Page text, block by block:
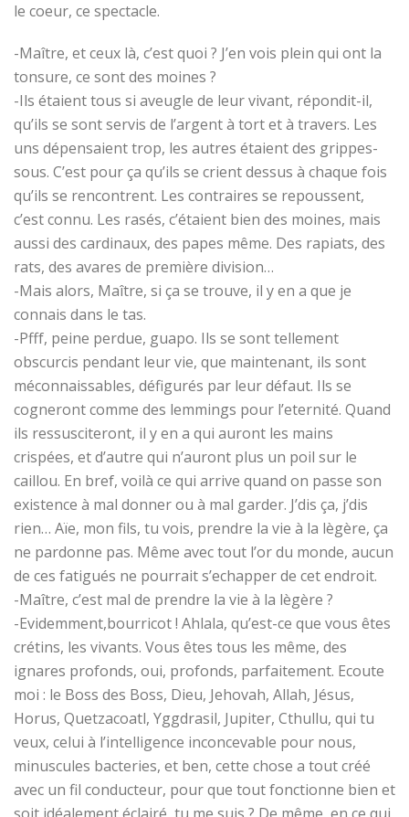
le coeur, ce spectacle.
-Maître, et ceux là, c’est quoi ? J’en vois plein qui ont la
tonsure, ce sont des moines ?
-Ils étaient tous si aveugle de leur vivant, répondit-il,
qu’ils se sont servis de l’argent à tort et à travers. Les
uns dépensaient trop, les autres étaient des grippes-
sous. C’est pour ça qu’ils se crient dessus à chaque fois
qu’ils se rencontrent. Les contraires se repoussent,
c’est connu. Les rasés, c’étaient bien des moines, mais
aussi des cardinaux, des papes même. Des rapiats, des
rats, des avares de première division…
-Mais alors, Maître, si ça se trouve, il y en a que je
connais dans le tas.
-Pfff, peine perdue, guapo. Ils se sont tellement
obscurcis pendant leur vie, que maintenant, ils sont
méconnaissables, défigurés par leur défaut. Ils se
cogneront comme des lemmings pour l’eternité. Quand
ils ressusciteront, il y en a qui auront les mains
crispées, et d’autre qui n’auront plus un poil sur le
caillou. En bref, voilà ce qui arrive quand on passe son
existence à mal donner ou à mal garder. J’dis ça, j’dis
rien… Aïe, mon fils, tu vois, prendre la vie à la lègère, ça
ne pardonne pas. Même avec tout l’or du monde, aucun
de ces fatigués ne pourrait s’echapper de cet endroit.
-Maître, c’est mal de prendre la vie à la lègère ?
-Evidemment,bourricot ! Ahlala, qu’est-ce que vous êtes
crétins, les vivants. Vous êtes tous les même, des
ignares profonds, oui, profonds, parfaitement. Ecoute
moi : le Boss des Boss, Dieu, Jehovah, Allah, Jésus,
Horus, Quetzacoatl, Yggdrasil, Jupiter, Cthullu, qui tu
veux, celui à l’intelligence inconcevable pour nous,
minuscules bacteries, et ben, cette chose a tout créé
avec un fil conducteur, pour que tout fonctionne bien et